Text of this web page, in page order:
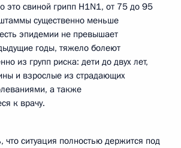
это свиной грипп H1N1, от 75 до 95
существенно меньше
эпидемии не превышает
годы, тяжело болеют
из групп риска: дети до двух лет,
и взрослые из страдающих
а также
к врачу.
что ситуация полностью держится под